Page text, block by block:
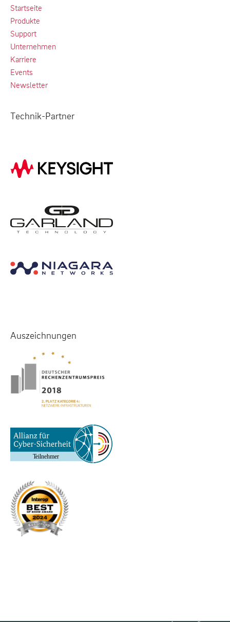
Startseite
Produkte
Support
Unternehmen
Karriere
Events
Newsletter
Technik-Partner
Auszeichnungen